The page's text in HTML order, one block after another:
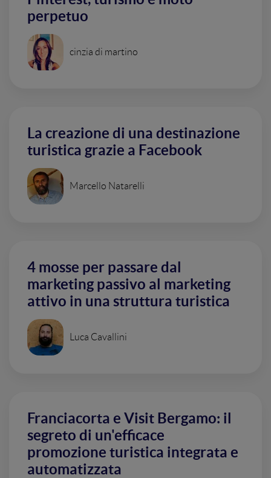
perpetuo
cinzia di martino
La creazione di una destinazione
turistica grazie a Facebook
Marcello Natarelli
4 mosse per passare dal
marketing passivo al marketing
attivo in una struttura turistica
Luca Cavallini
Franciacorta e Visit Bergamo: il
segreto di un'efficace
promozione turistica integrata e
automatizzata